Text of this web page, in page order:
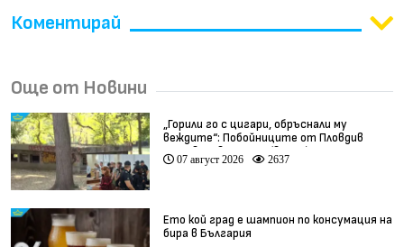
Коментирай
Още от Новини
„Горили го с цигари, обръснали му
веждите“: Побойниците от Пловдив
остават в ареста (видео)
07 август 2026 2637
Ето кой град е шампион по консумация на
бира в България